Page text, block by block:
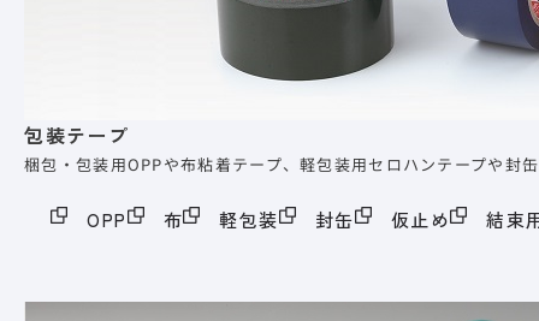
包装テープ
梱包・包装用OPPや布粘着テープ、軽包装用セロハンテープや封
OPP 布 軽包装 封缶 仮止め 結束